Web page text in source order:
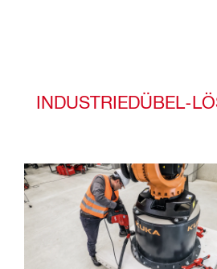
INDUSTRIEDÜBEL-